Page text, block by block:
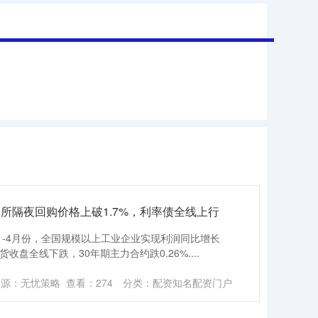
隔夜回购价格上破1.7%，利率债全线上行
月份，全国规模以上工业企业实现利润同比增长
收盘全线下跌，30年期主力合约跌0.26%....
：无忧策略 查看： 274 分类： 配资知名配资门户